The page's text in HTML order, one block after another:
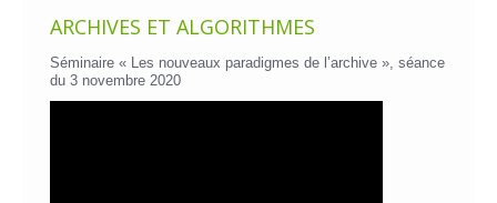
ARCHIVES ET ALGORITHMES
Séminaire « Les nouveaux paradigmes de l’archive », séance
du 3 novembre 2020